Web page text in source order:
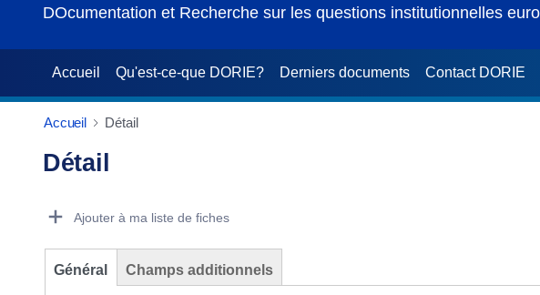
DOcumentation et Recherche sur les questions institutionnelles
Accueil Qu'est-ce-que DORIE? Derniers documents Contact DORIE
Accueil Détail
Détail
Ajouter à ma liste de fiches
Général Champs additionnels